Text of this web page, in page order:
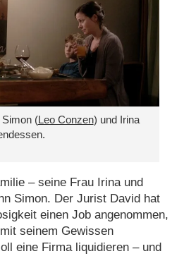
(Leo Conzen) und Irina
– seine Frau Irina und
Simon. Der Jurist David hat
einen Job angenommen,
seinem Gewissen
eine Firma liquidieren – und